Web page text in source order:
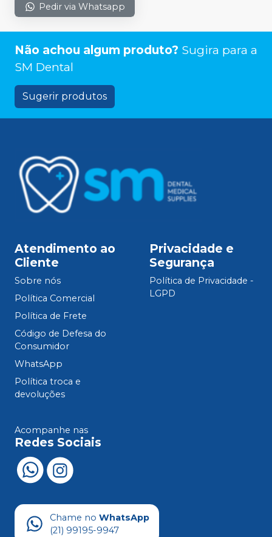
Pedir via Whatsapp
Não achou algum produto? Sugira para a
SM Dental
Sugerir produtos
Atendimento ao
Cliente
Sobre nós
Política Comercial
Política de Frete
Código de Defesa do
Consumidor
WhatsApp
Política troca e
devoluções
Privacidade e
Segurança
Política de Privacidade -
LGPD
Acompanhe nas
Redes Sociais
Chame no WhatsApp
(21) 99195-9947